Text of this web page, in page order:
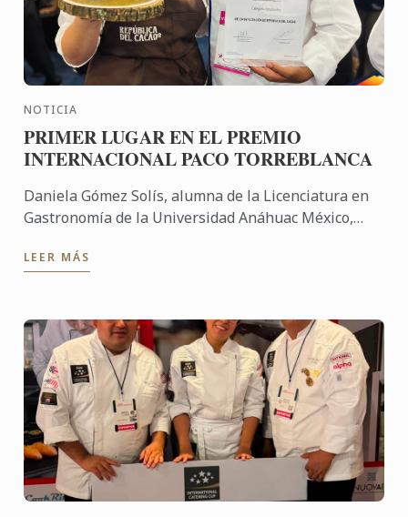
NOTICIA
PRIMER LUGAR EN EL PREMIO
INTERNACIONAL PACO TORREBLANCA
Daniela Gómez Solís, alumna de la Licenciatura en
Gastronomía de la Universidad Anáhuac México,
México del Premio ...
LEER MÁS